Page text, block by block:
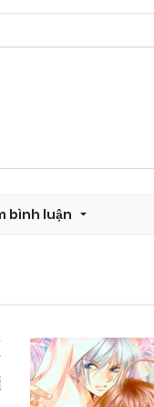
Chapter 6
Chapter 2 25/09/2024
bình luận